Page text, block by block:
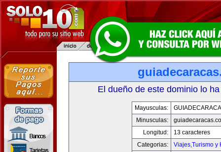
El dueño de este dominio lo
Mayusculas:
Minusculas:
Longitud:
13 caracteres
Categorias:
Viajes,Turismo y